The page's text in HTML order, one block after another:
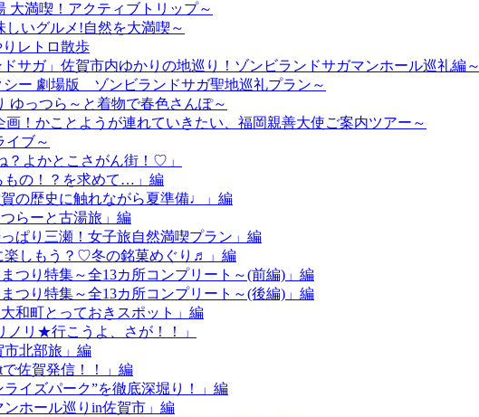
大満喫！アクティブトリップ～
しいグルメ!自然を大満喫～
りレトロ散歩
サガ」佐賀市内ゆかりの地巡り！ゾンビランドサガマンホール巡礼編～
シー 劇場版 ゾンビランドサガ聖地巡礼プラン～
ゆっつら～と着物で春色さんぽ～
画！かことようが連れていきたい、福岡親善大使ご案内ツアー～
イブ～
？よかとこさがん街！♡」
もの！？を求めて…」編
の歴史に触れながら夏準備♩」編
らーと古湯旅」編
ぱり三瀬！女子旅自然満喫プラン」編
楽しもう？♡冬の銘菓めぐり♬」編
つり特集～全13カ所コンプリート～(前編)」編
つり特集～全13カ所コンプリート～(後編)」編
和町とっておきスポット」編
ノリ★行こうよ、さが！！」
市北部旅」編
で佐賀発信！！」編
イズパーク”を徹底深堀り！」編
ホール巡りin佐賀市」編